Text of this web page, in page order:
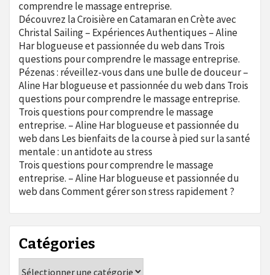
comprendre le massage entreprise.
Découvrez la Croisière en Catamaran en Crète avec
Christal Sailing – Expériences Authentiques – Aline
Har blogueuse et passionnée du webdans Trois
questions pour comprendre le massage entreprise.
Pézenas : réveillez-vous dans une bulle de douceur –
Aline Har blogueuse et passionnée du webdans Trois
questions pour comprendre le massage entreprise.
Trois questions pour comprendre le massage
entreprise. – Aline Har blogueuse et passionnée du
webdans Les bienfaits de la course à pied sur la santé
mentale : un antidote au stress
Trois questions pour comprendre le massage
entreprise. – Aline Har blogueuse et passionnée du
webdansComment gérer son stress rapidement ?
Catégories